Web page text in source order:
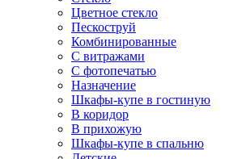
Цветное стекло
Пескоструй
Комбинированные
С витражами
С фотопечатью
Назначение
Шкафы-купе в гостиную
В коридор
В прихожую
Шкафы-купе в спальню